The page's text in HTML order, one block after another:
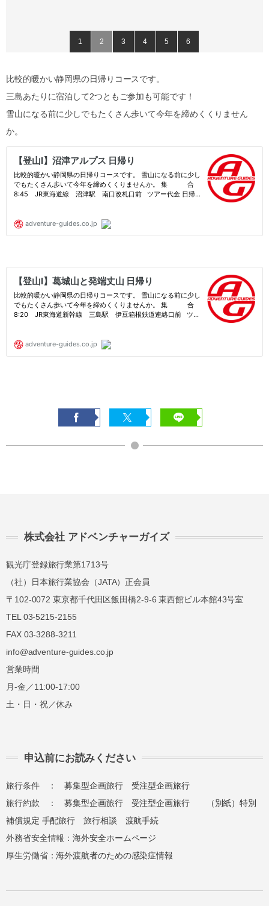
1 2 3 4 5 6
比較的暖かい静岡県の日帰りコースです。
三島あたりに宿泊して2つともご参加も可能です！
雪山になる前に少しでもたくさん歩いて今年を締めくくりません
か。
株式会社 アドベンチャーガイズ
観光庁登録旅行業第1713号
（社）日本旅行業協会（JATA）正会員
〒102-0072 東京都千代田区飯田橋2-9-6 東西館ビル本館43号室
TEL 03-5215-2155
FAX 03-3288-3211
info@adventure-guides.co.jp
営業時間
月-金／11:00-17:00
土・日・祝／休み
申込前にお読みください
旅行条件 ：募集型企画旅行
受注型企画旅行
旅行約款 ：募集型企画旅行 受注型企画旅行
（別紙）特別
補償規定 手配旅行 旅行相談
渡航手続
外務省安全情報：海外安全ホームページ
厚生労働省：海外渡航者のための感染症情報